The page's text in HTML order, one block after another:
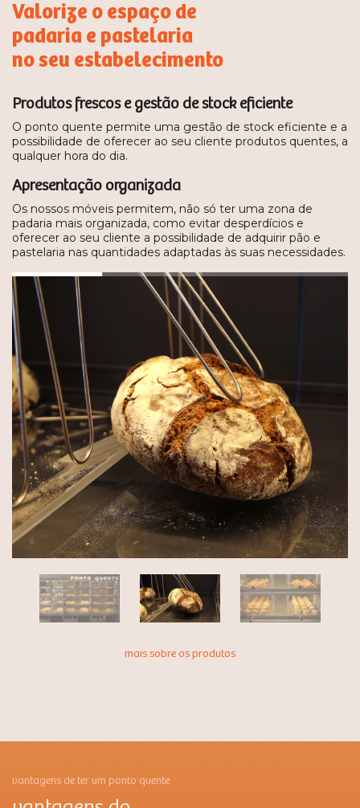
Valorize o espaço de
padaria e pastelaria
no seu estabelecimento
Produtos frescos egestão de stock eficiente
O ponto quente permite uma gestão de stock eficiente e a
possibilidade de oferecer ao seu cliente produtos quentes, a
qualquer hora do dia.
Apresentação organizada
Os nossos móveis permitem, não só ter uma zona de
padaria mais organizada, como evitar desperdícios e
oferecer ao seu cliente a possibilidade de adquirir pão e
pastelaria nas quantidades adaptadas às suas necessidades.
mais sobre os produtos
vantagens de ter um ponto quente